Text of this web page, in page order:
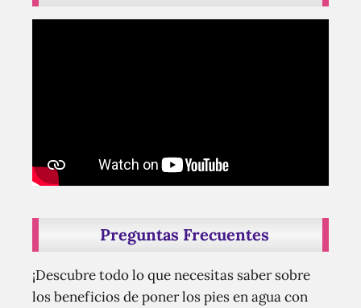
Preguntas Frecuentes
¡Descubre todo lo que necesitas saber sobre
los beneficios de poner los pies en agua con